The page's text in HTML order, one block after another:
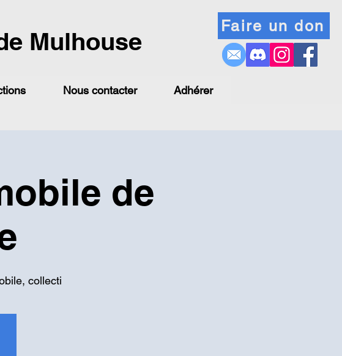
Mulhouse
Nous contacter Adhérer
Faire un don
de
collecti